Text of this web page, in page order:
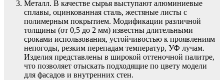
Металл. В качестве сырья выступают алюминиевые
сплавы, оцинкованная сталь, жестяные листы с
полимерным покрытием. Модификации различной
толщины (от 0,5 до 2 мм) известны длительными
сроками использования, устойчивостью к проявлениям
непогоды, резким перепадам температур, УФ лучам.
Изделия представлены в широкой оттеночной палитре,
что позволяет отыскать подходящие по цвету модели
для фасадов и внутренних стен.